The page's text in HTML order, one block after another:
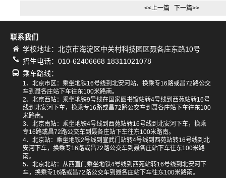
<<上一篇 下一篇>>
联系我们
学校地址：北京市海淀区中关村科技园区聂各庄东路10号
招生电话：010-62406668 18311021078
乘车路线：
1、北京市区：乘坐地铁16号线到北安河站，换乘专16路或昌72路公交
车到聂各庄站下车往东100米路南。
2、北京西站：乘坐地铁9号线在国家图书馆站转4号线到西苑站转16号
线到北安河下车，换乘专16路或昌72路公交车到聂各庄站下车往东100
米路南。
3、北京南站：乘坐地铁4号线到西苑站转16号线到北安河下车，换乘
专16路或昌72路公交车到聂各庄站下车往东100米路南。
4、北京站：乘坐地铁2号线到宣武门站转4号线到西苑站转16号线到北
安河下车，换乘专16路或昌72路公交车到聂各庄站下车往东100米路
南。
5、北京北站：从西直门乘坐地铁4号线到西苑站转16号线到北安河下
车，换乘专16路或昌72路公交车到聂各庄站下车往东100米路南。